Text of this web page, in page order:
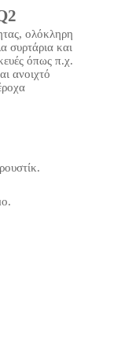
ολόκληρη
συρτάρια και
όπως π.χ.
ανοιχτό